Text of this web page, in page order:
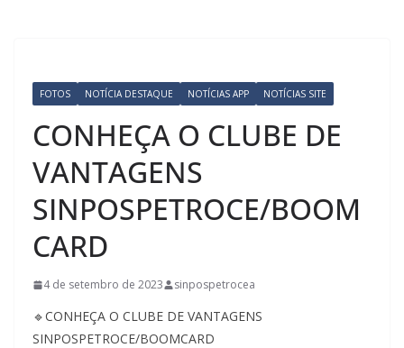
FOTOS NOTÍCIA DESTAQUE NOTÍCIAS APP NOTÍCIAS SITE
CONHEÇA O CLUBE DE
VANTAGENS
SINPOSPETROCE/BOOM
CARD
4 de setembro de 2023 sinpospetrocea
🔹CONHEÇA O CLUBE DE VANTAGENS
SINPOSPETROCE/BOOMCARD